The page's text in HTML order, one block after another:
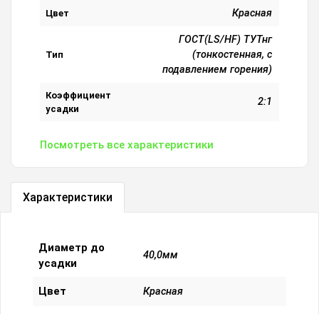
Цвет Красная
Тип
ГОСТ(LS/HF) ТУТнг
(тонкостенная, с
подавлением горения)
Коэффициент
усадки
2:1
Посмотреть все характеристики
Характеристики
Диаметр до
усадки
40,0мм
Цвет Красная